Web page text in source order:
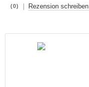
(0) Rezension schreiben